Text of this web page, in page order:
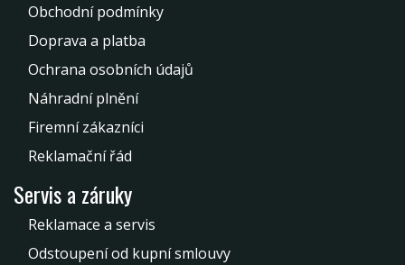
Obchodní podmínky
Doprava a platba
Ochrana osobních údajů
Náhradní plnění
Firemní zákazníci
Reklamační řád
Servis a záruky
Reklamace a servis
Odstoupení od kupní smlouvy